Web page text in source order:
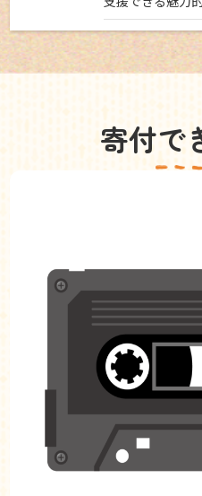
寄付で